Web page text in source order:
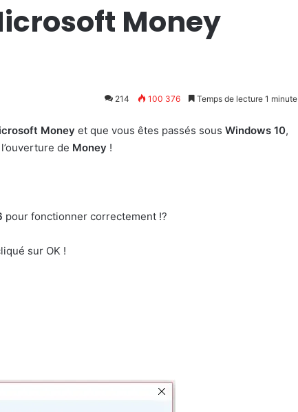
Money
214 100 376 Temps de lecture 1 minute
Money et que vous êtes passés sous Windows 10,
de Money !
pour fonctionner correctement !?
sur OK !